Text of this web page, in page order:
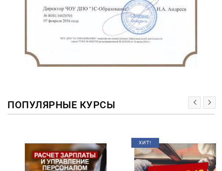
ПОПУЛЯРНЫЕ КУРСЫ
ХИТ!